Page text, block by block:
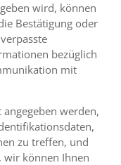
wird, können
Bestätigung oder
bezüglich
mit
werden,
zu treffen, und
wir können Ihnen